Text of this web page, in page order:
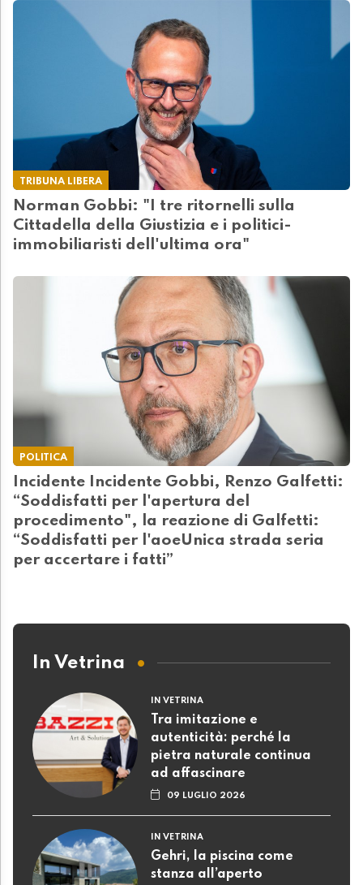
TRIBUNA LIBERA
Norman Gobbi: "I tre ritornelli sulla
Cittadella della Giustizia e i politici-
immobiliaristi dell'ultima ora"
POLITICA
Incidente Incidente Gobbi, Renzo Galfetti:
“Soddisfatti per l'apertura del
procedimento", la reazione di Galfetti:
“Soddisfatti per l'aoeUnica strada seria
per accertare i fatti”
In Vetrina
IN VETRINA
Tra imitazione e
autenticità: perché la
pietra naturale continua
ad affascinare
09 LUGLIO 2026
IN VETRINA
Gehri, la piscina come
stanza all’aperto